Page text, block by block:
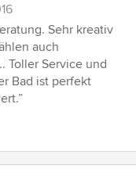
Sehr kreativ
auch
Toller Service und
Bad ist perfekt